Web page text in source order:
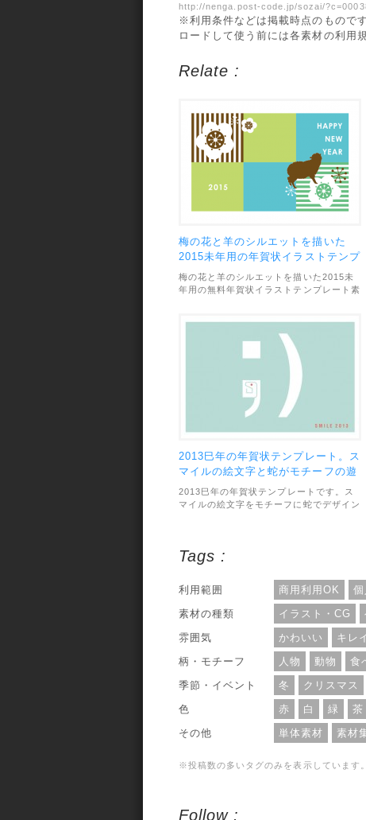
http://nenga.post-code.jp/sozai/
※利用条件などは掲載時点のもので
ロードして使う前には各素材の利用
Relate :
梅の花と羊のシルエットを描いた
2015未年用の年賀状イラストテンプ
レート
梅の花と羊のシルエットを描いた2015未
年用の無料年賀状イラストテンプレート素
います。素材のファイル形式はJPEGで、
画像サイズは1748×1181pxです。利用範
囲については、個人・商用利用問わずOK
となっています。
2013巳年の年賀状テンプレート。ス
マイルの絵文字と蛇がモチーフの遊
び心のあるデザイン
2013巳年の年賀状テンプレートです。ス
マイルの絵文字をモチーフに蛇でデザイン
ンとで、合計4種類のテンプレートがセッ
トになっています。解像度は
2913×1968pxと大きめなのでそのまま印
刷して使えます。利用範囲については、個
人・商用利用問わずOKとなっています。
Tags :
利用範囲 商用利用OK
素材の種類
イラスト・CG
雰囲気
かわいい キレ
柄・モチーフ
人物 動物 食
季節・イベント
冬 クリスマス
色
赤 白 緑 茶
その他
単体素材 素材
※投稿数の多いタグのみを表示しています
Follow :